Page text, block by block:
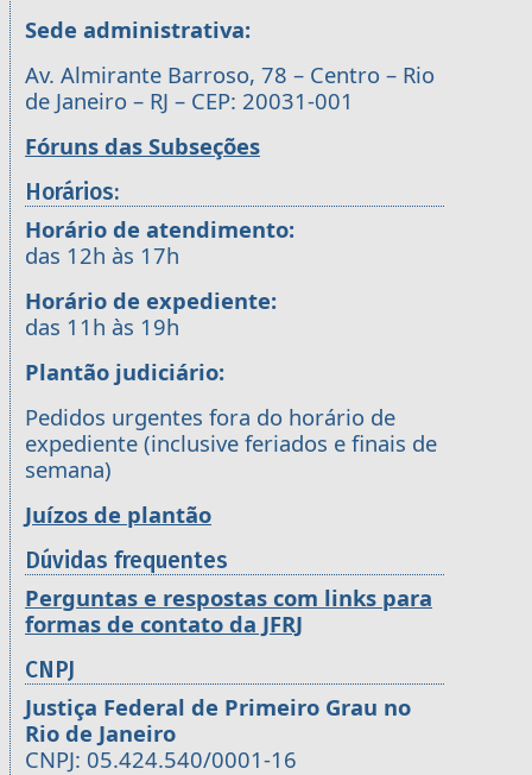
Sede administrativa:
Av. Almirante Barroso, 78 – Centro – Rio
de Janeiro – RJ – CEP: 20031-001
Fóruns das Subseções
Horários:
Horário de atendimento:
das 12h às 17h
Horário de expediente:
das 11h às 19h
Plantão judiciário:
Pedidos urgentes fora do horário de
expediente (inclusive feriados e finais de
semana)
Juízos de plantão
Dúvidas frequentes
Perguntas e respostas com links para
formas de contato da JFRJ
CNPJ
Justiça Federal de Primeiro Grau no
Rio de Janeiro
CNPJ: 05.424.540/0001-16